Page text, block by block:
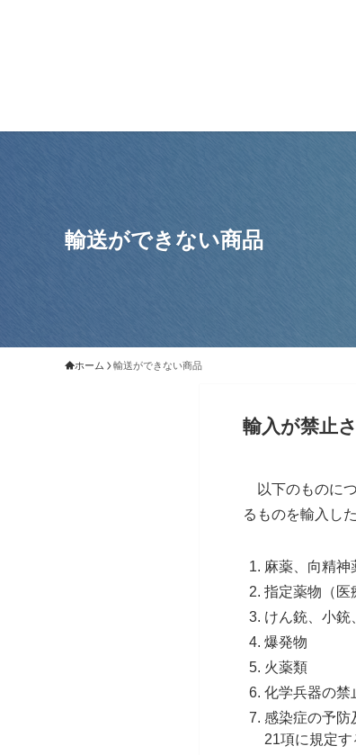
輸送ができない商品
ホーム 輸送ができない商品
輸入が禁止
以下のものに
るものを輸入し
麻薬、向精神
指定薬物（医
けん銃、小銃
爆発物
火薬類
化学兵器の禁
感染症の予防
21項に規定